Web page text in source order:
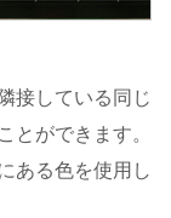
接している同じ
とができます。
ある色を使用し